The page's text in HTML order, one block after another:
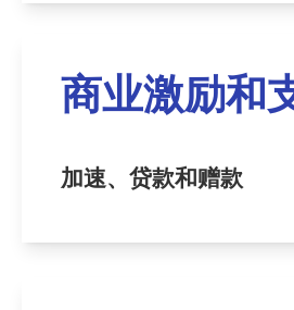
商业激励和
加速、贷款和赠款